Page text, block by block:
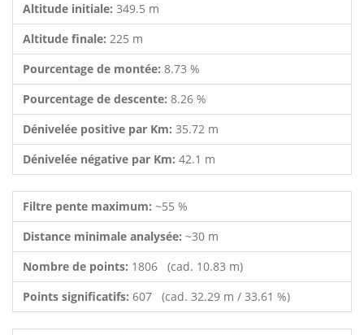
Altitude initiale: 349.5 m
Altitude finale: 225 m
Pourcentage de montée: 8.73 %
Pourcentage de descente: 8.26 %
Dénivelée positive par Km: 35.72 m
Dénivelée négative par Km: 42.1 m
Filtre pente maximum: ~55 %
Distance minimale analysée: ~30 m
Nombre de points: 1806 (cad. 10.83 m)
Points significatifs: 607 (cad. 32.29 m / 33.61 %)